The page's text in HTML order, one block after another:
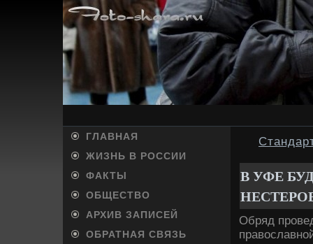
ГЛАВНАЯ
ЖИЗНЬ В РОССИИ
ФАКТЫ
ОБЩЕСТВО
АРХИВ ЗАПИСЕЙ
ОБРАТНАЯ СВЯЗЬ
В УФЕ
Обряд